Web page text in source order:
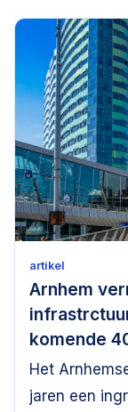
artikel
Arnhem
komende
Het
jaren een